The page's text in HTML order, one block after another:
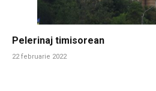
Pelerinaj timisorean
22 februarie 2022